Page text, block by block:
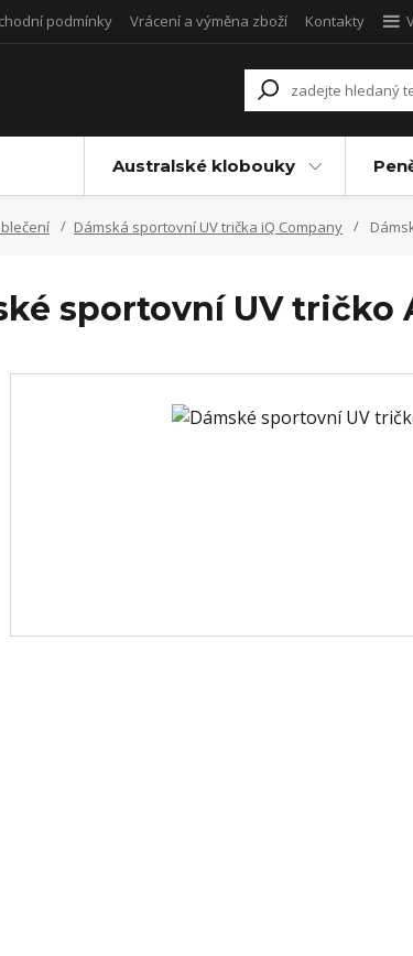
podmínky Vrácení a výměna zboží Kontakty
Australské klobouky
Dámská sportovní UV trička iQ Company
sportovní UV tričko